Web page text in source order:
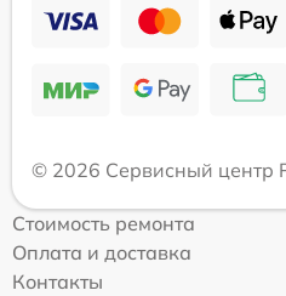
© 2026 Сервисный центр
Стоимость ремонта
Оплата и доставка
Контакты